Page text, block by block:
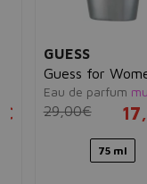
GUESS
Guess for
Eau de parfum
29,00€
75 ml